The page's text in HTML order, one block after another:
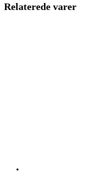
Relaterede varer